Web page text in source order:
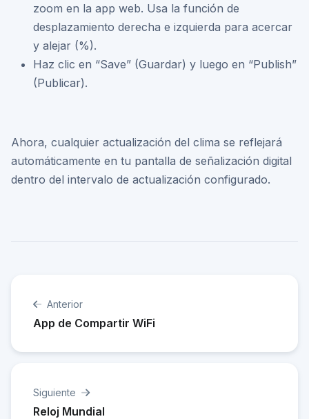
zoom en la app web. Usa la función de
desplazamiento derecha e izquierda para acercar
y alejar (%).
Haz clic en “Save” (Guardar) y luego en “Publish”
(Publicar).
Ahora, cualquier actualización del clima se reflejará
automáticamente en tu pantalla de señalización digital
dentro del intervalo de actualización configurado.
Anterior
App de Compartir WiFi
Siguiente
Reloj Mundial